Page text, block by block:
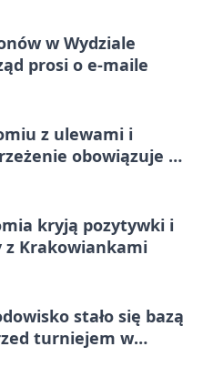
w Wydziale
prosi o e-maile
z ulewami i
obowiązuje do
kryją pozytywki i
z Krakowiankami
stało się bazą
turniejem w